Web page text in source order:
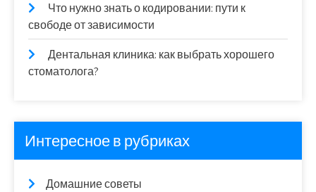
Что нужно знать о кодировании: пути к
свободе от зависимости
Дентальная клиника: как выбрать хорошего
стоматолога?
Интересное в рубриках
Домашние советы